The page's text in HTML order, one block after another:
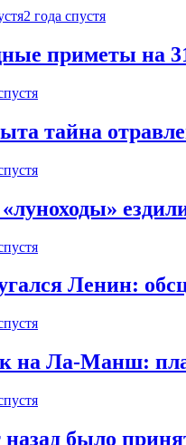
2 года спустя
приметы на
тайна
Ленин:
на Ла-Манш:
назад было